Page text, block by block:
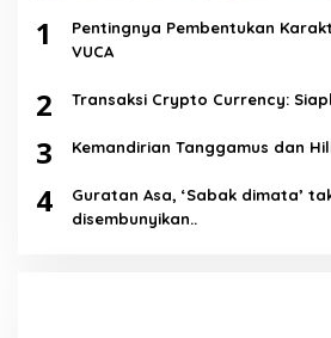
1
Pentingnya Pembentukan
VUCA
2 Transaksi Crypto Currency:
3 Kemandirian Tanggamus dan
4
Guratan Asa, ‘Sabak dimata’
disembunyikan..